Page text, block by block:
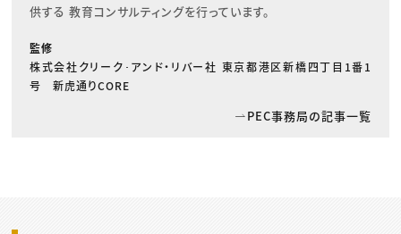
供する 教育コンサルティングを行っています。
監修
株式会社クリーク･アンド・リバー社 東京都港区新橋四丁目1番1
号 新虎通りCORE
PEC事務局の記事一覧